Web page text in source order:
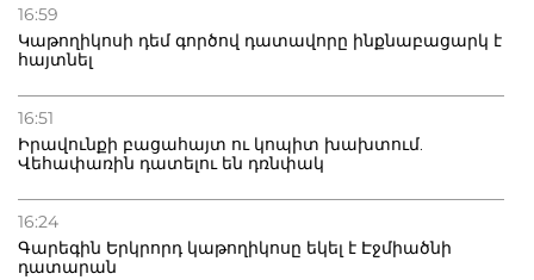
16:59
Կաթողիկոսի դեմ գործով դատավորը ինքնաբացարկ է
հայտնել
16:51
Իրավունքի բացահայտ ու կոպիտ խախտում.
Վեհափառին դատելու են դռնփակ
16:24
Գարեգին Երկրորդ կաթողիկոսը եկել է Էջմիածնի
դատարան